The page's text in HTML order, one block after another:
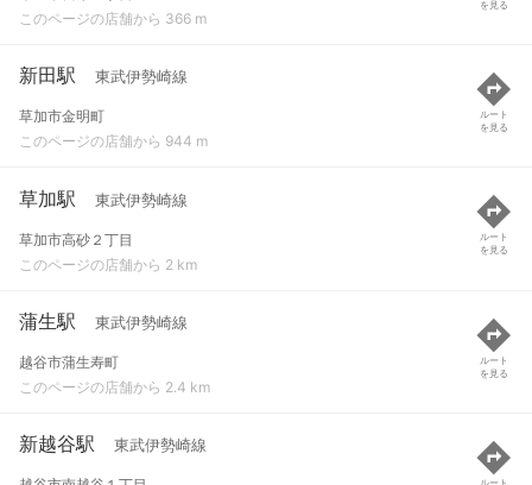
このページの店舗から 366 m
を見る
新田駅 東武伊勢崎線
草加市金明町
このページの店舗から 944 m
ルート
を見る
草加駅 東武伊勢崎線
草加市高砂２丁目
このページの店舗から 2 km
ルート
を見る
蒲生駅 東武伊勢崎線
越谷市蒲生寿町
このページの店舗から 2.4 km
ルート
を見る
新越谷駅 東武伊勢崎線